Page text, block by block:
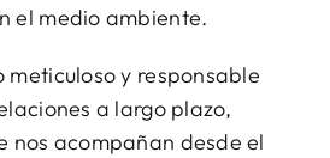
el medio ambiente.
meticuloso y responsable
a largo plazo,
nos acompañan desde el